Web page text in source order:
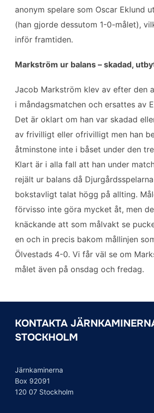
anonym spelare som Oscar Eklund
(han gjorde dessutom 1-0-målet),
inför framtiden.
Markström ur balans – skadad,
Jacob Markström klev av efter den
i måndagsmatchen och ersattes av
Det är oklart om han var skadad
av frivilligt eller ofrivilligt men han
åtminstone inte i båset under den
Klart är i alla fall att han under
rejält ur balans då
bokstavligt talat högg på allting.
förvisso inte göra mycket åt, men
knäckande att som målvakt se
en och in precis bakom mållinjen
Ölvestads 4-0. Vi får väl se om
målet även på onsdag och fredag.
KONTAKTA
STOCKHOLM
Järnkaminerna
Box 92091
120 07 Stockholm